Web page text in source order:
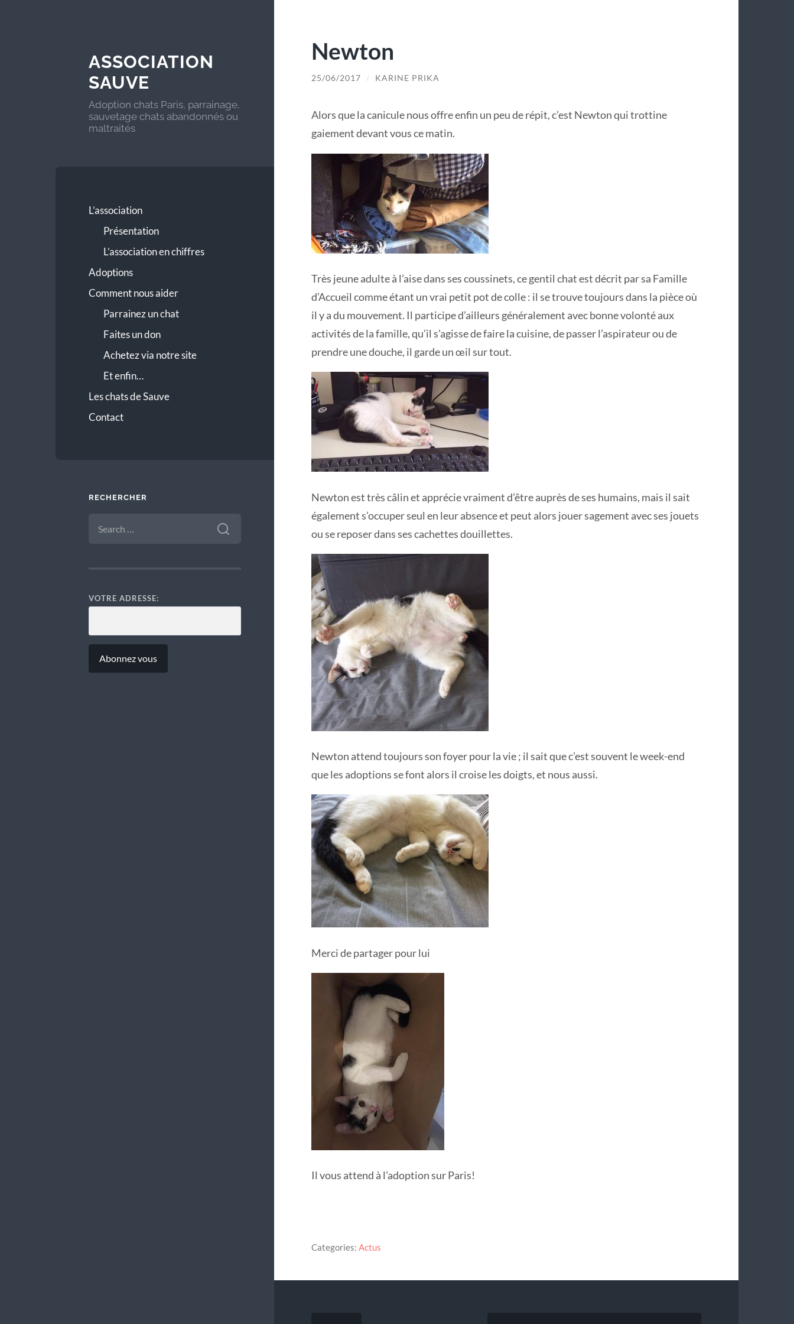
ASSOCIATION
SAUVE
Adoption chats Paris, parrainage,
sauvetage chats abandonnés ou
maltraités
L’association
Présentation
L’association en chiffres
Adoptions
Comment nous aider
Parrainez un chat
Faites un don
Achetez via notre site
Et enfin…
Les chats de Sauve
Contact
RECHERCHER
FOR:
VOTRE ADRESSE:
Newton
25/06/2017 / KARINE PRIKA
Alors que la canicule nous offre enfin un peu de répit, c’est Newton qui trottine
gaiement devant vous ce matin.
Très jeune adulte à l’aise dans ses coussinets, ce gentil chat est décrit par sa Famille
d’Accueil comme étant un vrai petit pot de colle : il se trouve toujours dans la pièce où
il y a du mouvement. Il participe d’ailleurs généralement avec bonne volonté aux
activités de la famille, qu’il s’agisse de faire la cuisine, de passer l’aspirateur ou de
prendre une douche, il garde un œil sur tout.
Newton est très câlin et apprécie vraiment d’être auprès de ses humains, mais il sait
également s’occuper seul en leur absence et peut alors jouer sagement avec ses jouets
ou se reposer dans ses cachettes douillettes.
Newton attend toujours son foyer pour la vie ; il sait que c’est souvent le week-end
que les adoptions se font alors il croise les doigts, et nous aussi.
Merci de partager pour lui
Il vous attend à l’adoption sur Paris!
Categories: Actus